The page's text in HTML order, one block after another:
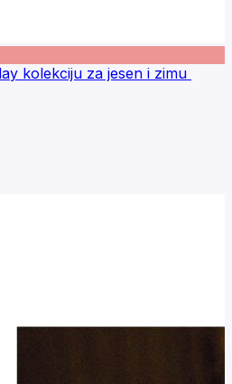
kolekciju za jesen i zimu